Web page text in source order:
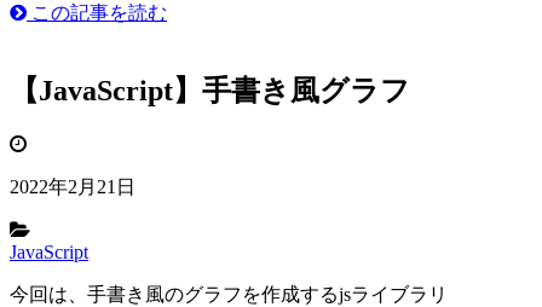
この記事を読む
【JavaScript】手書き風グラフ
2022年2月21日
JavaScript
今回は、手書き風のグラフを作成するjsライブラリ